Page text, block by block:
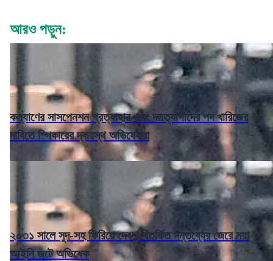
আরও পড়ুন:
কল্যাণের সাসপেনশন প্রত্যাহার এবং দলত্যাগীদের পদ খারিজের
দাবিতে স্পিকারের দ্বারস্থ অভিষেকরা
২০৩১ সালে সুদ-সহ ফিরিয়ে দেব', বিতর্কিত মন্তব্যের জেরে নয়া
আইনি জটে অভিষেক